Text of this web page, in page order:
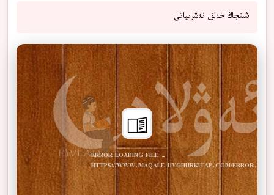
شىنجاڭ خەلق نەشرىياتى
ERROR LOADING FILE -
HTTPS://WWW.MAQALE.UYGHURKITAP.COM/ERROR.PDF